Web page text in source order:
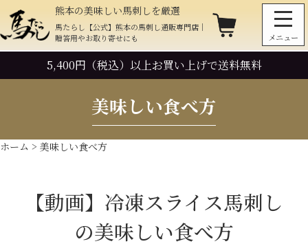
熊本の美味しい馬刺しを厳選
馬たらし【公式】熊本の馬刺し通販専門店｜
贈答用やお取り寄せにも
5,400円（税込）以上お買い上げで送料無料
美味しい食べ方
ホーム > 美味しい食べ方
【動画】冷凍スライス馬刺し
の美味しい食べ方